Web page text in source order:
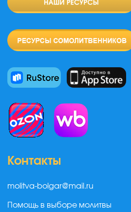
Контакты
molitva-bolgar@mail.ru
Помощь в выборе молитвы